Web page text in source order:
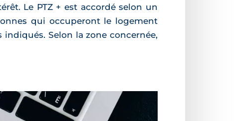
Le PTZ + est accordé selon un
qui occuperont le logement
Selon la zone concernée,